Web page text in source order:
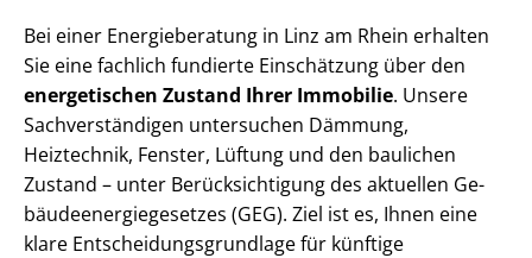
Bei einer Energieberatung in Linz am Rhein erhalten
Sie eine fachlich fundierte Einschätzung über den
energetischen Zustand Ihrer Immobilie. Unsere
Sach­ver­stän­di­gen untersuchen Dämmung,
Heiztechnik, Fenster, Lüftung und den baulichen
Zustand – unter Be­rück­sich­ti­gung des aktuellen Ge­
bäu­de­en­er­gie­ge­set­zes (GEG). Ziel ist es, Ihnen eine
klare Ent­schei­dungs­grund­la­ge für künftige